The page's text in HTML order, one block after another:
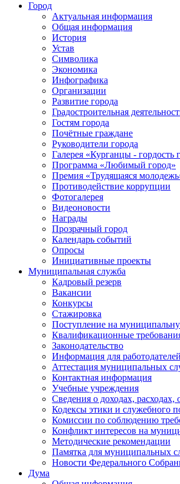
Город
Актуальная информация
Общая информация
История
Устав
Символика
Экономика
Инфографика
Организации
Развитие города
Градостроительная
Гостям города
Почётные граждане
Руководители города
Галерея «Курганцы - гордость
Программа «Любимый город»
Премия «Трудящаяся
Противодействие коррупции
Фотогалерея
Видеоновости
Награды
Прозрачный город
Календарь событий
Опросы
Инициативные проекты
Муниципальная служба
Кадровый резерв
Вакансии
Конкурсы
Стажировка
Поступление на
Квалификационные
Законодательство
Информация для работодателей
Аттестация муниципальных
Контактная информация
Учебные учреждения
Сведения о доходах, расходах,
Кодексы этики и служебного
Комиссии по соблюдению
Конфликт интересов на
Методические рекомендации
Памятка для муниципальных
Новости Федерального
Дума